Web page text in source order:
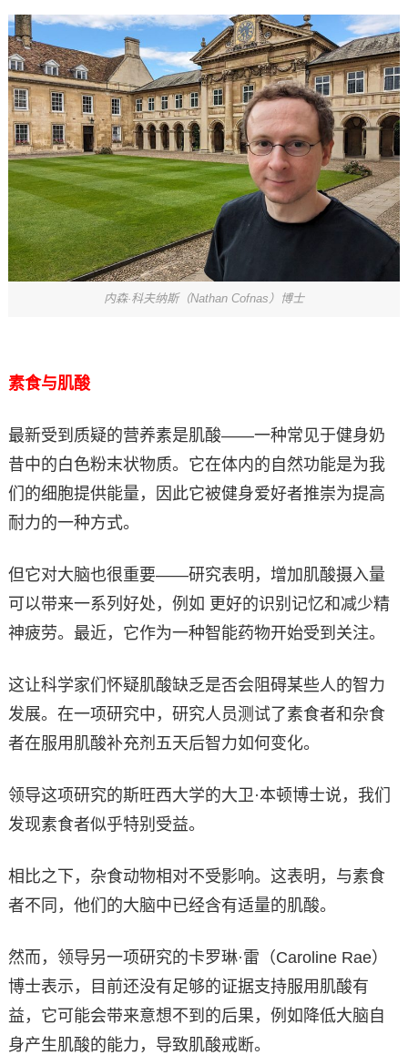
内森·科夫纳斯（Nathan Cofnas）博士
素食与肌酸
最新受到质疑的营养素是肌酸——一种常见于健身奶
昔中的白色粉末状物质。它在体内的自然功能是为我
们的细胞提供能量，因此它被健身爱好者推崇为提高
耐力的一种方式。
但它对大脑也很重要——研究表明，增加肌酸摄入量
可以带来一系列好处，例如 更好的识别记忆和减少精
神疲劳。最近，它作为一种智能药物开始受到关注。
这让科学家们怀疑肌酸缺乏是否会阻碍某些人的智力
发展。在一项研究中，研究人员测试了素食者和杂食
者在服用肌酸补充剂五天后智力如何变化。
领导这项研究的斯旺西大学的大卫·本顿博士说，我们
发现素食者似乎特别受益。
相比之下，杂食动物相对不受影响。这表明，与素食
者不同，他们的大脑中已经含有适量的肌酸。
然而，领导另一项研究的卡罗琳·雷（Caroline Rae）
博士表示，目前还没有足够的证据支持服用肌酸有
益，它可能会带来意想不到的后果，例如降低大脑自
身产生肌酸的能力，导致肌酸戒断。